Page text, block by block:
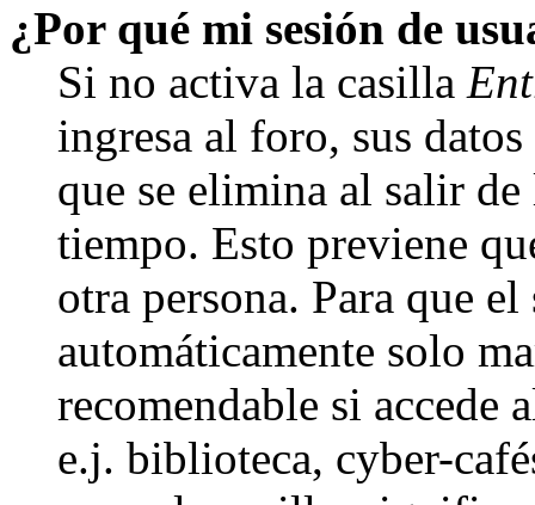
¿Por qué mi sesión de
Si no activa la casilla
ingresa al foro, sus
que se elimina al salir
tiempo. Esto previene
otra persona. Para que
automáticamente solo
recomendable si accede
e.j. biblioteca, cyber-